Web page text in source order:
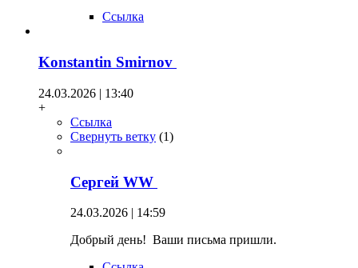
Ссылка
Konstantin Smirnov
24.03.2026 | 13:40
+
Ссылка
Свернуть ветку (1)
Сергей WW
24.03.2026 | 14:59
Добрый день! Ваши письма пришли.